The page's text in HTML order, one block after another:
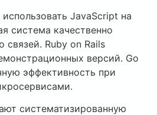
JavaScript на
система качественно
связей. Ruby on Rails
версий. Go
эффективность при
систематизированную